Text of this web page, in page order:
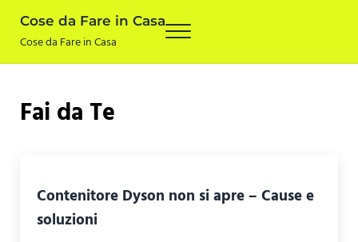
Cose da Fare in Casa
Cose da Fare in Casa Menu
Fai da Te
Contenitore Dyson non si apre – Cause e
soluzioni